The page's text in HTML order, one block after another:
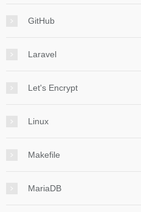
GitHub
Laravel
Let's Encrypt
Linux
Makefile
MariaDB